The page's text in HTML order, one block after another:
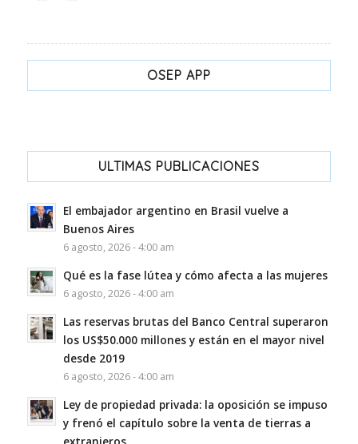
OSEP APP
ULTIMAS PUBLICACIONES
El embajador argentino en Brasil vuelve a
Buenos Aires
6 agosto, 2026 - 4:00 am
Qué es la fase lútea y cómo afecta a las mujeres
6 agosto, 2026 - 4:00 am
Las reservas brutas del Banco Central superaron
los US$50.000 millones y están en el mayor nivel
desde 2019
6 agosto, 2026 - 4:00 am
Ley de propiedad privada: la oposición se impuso
y frenó el capítulo sobre la venta de tierras a